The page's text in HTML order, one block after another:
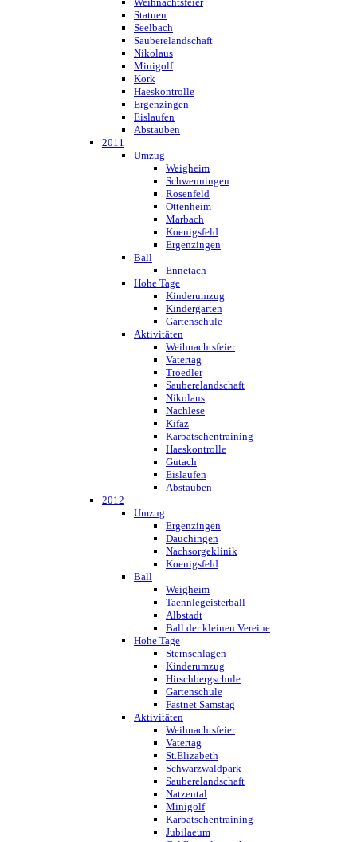
Statuen
Seelbach
Sauberelandschaft
Nikolaus
Minigolf
Kork
Haeskontrolle
Ergenzingen
Eislaufen
Abstauben
2011
Umzug
Weigheim
Schwenningen
Rosenfeld
Ottenheim
Marbach
Koenigsfeld
Ergenzingen
Ball
Ennetach
Hohe Tage
Kinderumzug
Kindergarten
Gartenschule
Aktivitäten
Weihnachtsfeier
Vatertag
Troedler
Sauberelandschaft
Nikolaus
Nachlese
Kifaz
Karbatschentraining
Haeskontrolle
Gutach
Eislaufen
Abstauben
2012
Umzug
Ergenzingen
Dauchingen
Nachsorgeklinik
Koenigsfeld
Ball
Weigheim
Taennlegeisterball
Albstadt
Ball der kleinen Vereine
Hohe Tage
Sternschlagen
Kinderumzug
Hirschbergschule
Gartenschule
Fastnet Samstag
Aktivitäten
Weihnachtsfeier
Vatertag
St.Elizabeth
Schwarzwaldpark
Sauberelandschaft
Natzental
Minigolf
Karbatschentraining
Jubilaeum